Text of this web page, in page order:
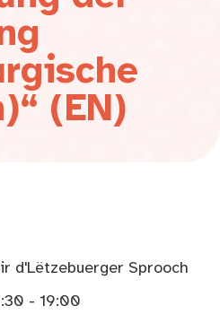
(EN)
d'Lëtzebuerger Sprooch
- 19:00